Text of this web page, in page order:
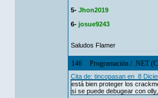
5- Jhon2019
6- josue9243
Saludos Flamer
146 Programación/ .NET
Cita de: tincopasan en 8
está bien proteger los
si se puede debugear con